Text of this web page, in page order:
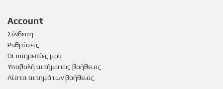
Account
Σύνδεση
Ρυθμίσεις
Οι υπηρεσίες μου
Υποβολή αιτήματος βοήθειας
Λίστα αιτημάτων βοήθειας